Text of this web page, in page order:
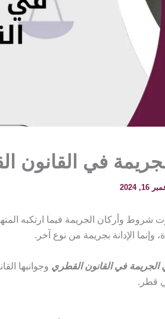
في القانون
2024
شروط وأركان الجريمة فيما ارتكبه
وإنما الإدانة بجريمة من نوع آخر.
في القانون القطري وجوانبها
قطر.